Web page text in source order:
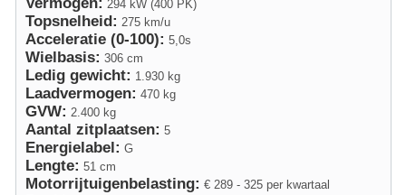
294 kW (400 PK)
Topsnelheid: 275 km/u
Acceleratie (0-100): 5,0s
Wielbasis: 306 cm
Ledig gewicht: 1.930 kg
Laadvermogen: 470 kg
GVW: 2.400 kg
Aantal zitplaatsen: 5
Energielabel: G
Lengte: 51 cm
Motorrijtuigenbelasting: € 289 - 325 per kwartaal